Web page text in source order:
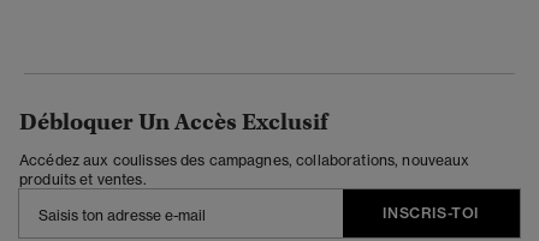
Débloquer Un Accès Exclusif
Accédez aux coulisses des campagnes, collaborations, nouveaux
produits et ventes.
INSCRIS-TOI